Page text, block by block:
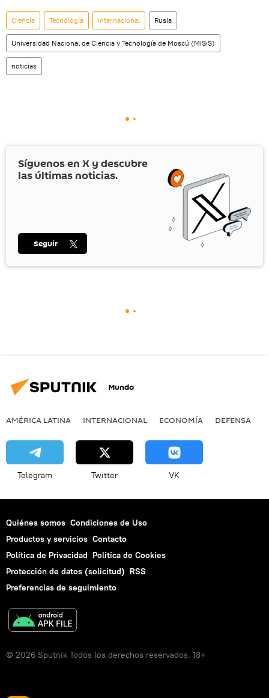
Ciencia Tecnología Internacional Rusia
Universidad Nacional de Ciencia y Tecnología de Moscú (MISiS)
noticias
Síguenos en X y descubre
las últimas noticias.
Seguir
Mundo
AMÉRICA LATINA INTERNACIONAL ECONOMÍA DEFENSA
Telegram Twitter VK
Quiénes somos Condiciones de Uso
Productos y servicios Contacto
Política de Privacidad Politica de Cookies
Protección de datos (solicitud) RSS
Preferencias de seguimiento
© 2026 Sputnik Todos los derechos reservados. 18+